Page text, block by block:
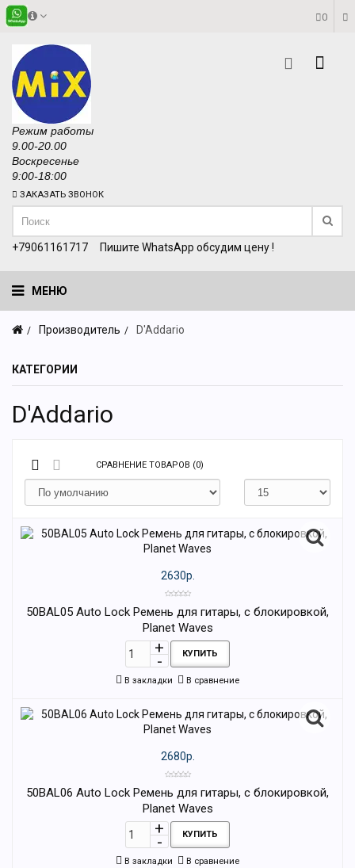
0
Режим работы
9.00-20.00
Воскресенье
9:00-18:00
ЗАКАЗАТЬ ЗВОНОК
+79061161717 Пишите WhatsApp обсудим цену !
МЕНЮ
Производитель D'Addario
КАТЕГОРИИ
D'Addario
СРАВНЕНИЕ ТОВАРОВ (0)
2630р.
50BAL05 Auto Lock Ремень для гитары, с блокировкой,
Planet Waves
КУПИТЬ
В закладки В сравнение
2680р.
50BAL06 Auto Lock Ремень для гитары, с блокировкой,
Planet Waves
КУПИТЬ
В закладки В сравнение